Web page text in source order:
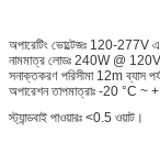
অপারেটিং ভোল্টেজঃ 120-277V
নামমাত্র লোডঃ 240W @
সনাক্তকরণ পরিসীমা 12m ব্যাস
অপারেশন তাপমাত্রাঃ -20 °C ~
স্ট্যান্ডবাই পাওয়ারঃ <0.5 ওয়াট।